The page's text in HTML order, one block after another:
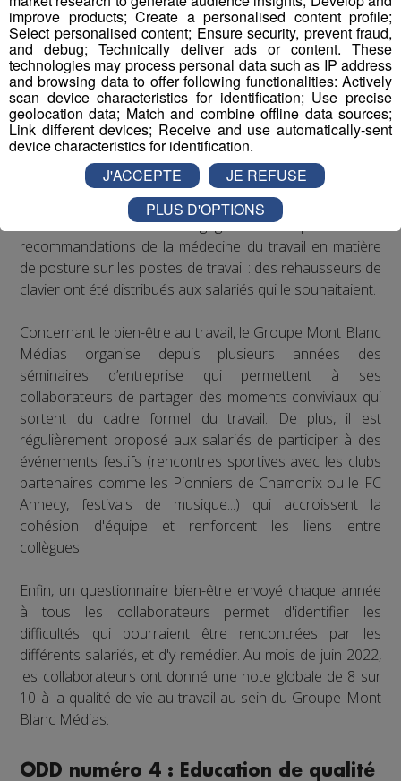
sédentarité lors d’une journée de travail
Soutenir les campagnes préventives de santé
publique sur les maladies graves, telles que le
VIH/SIDA, le cancer, les maladies
cardiovasculaires, le paludisme, la tuberculose ou
l’obésité
Les actions de Radio Mont Blanc
Concernant les troubles musculo-squelettiques, Radio
Mont Blanc s’est engagé à respecter les
recommandations de la médecine du travail en matière
de posture sur les postes de travail : des rehausseurs de
clavier ont été distribués aux salariés qui le souhaitaient.
Concernant le bien-être au travail, le Groupe Mont Blanc
Médias organise depuis plusieurs années des
séminaires d’entreprise qui permettent à ses
collaborateurs de partager des moments conviviaux qui
sortent du cadre formel du travail. De plus, il est
régulièrement proposé aux salariés de participer à des
événements festifs (rencontres sportives avec les clubs
partenaires comme les Pionniers de Chamonix ou le FC
Annecy, festivals de musique...) qui accroissent la
cohésion d'équipe et renforcent les liens entre
collègues.
Enfin, un questionnaire bien-être envoyé chaque année
à tous les collaborateurs permet d'identifier les
difficultés qui pourraient être rencontrées par les
différents salariés, et d'y remédier. Au mois de juin 2022,
les collaborateurs ont donné une note globale de 8 sur
10 à la qualité de vie au travail au sein du Groupe Mont
Blanc Médias.
ODD numéro 4 : Education de qualité
improve products; Create a personalised content profile;
Select personalised content; Ensure security, prevent fraud,
and debug; Technically deliver ads or content. These
technologies may process personal data such as IP address
and browsing data to offer following functionalities: Actively
scan device characteristics for identification; Use precise
geolocation data; Match and combine offline data sources;
Link different devices; Receive and use automatically-sent
device characteristics for identification.
J'ACCEPTE
JE REFUSE
PLUS D'OPTIONS